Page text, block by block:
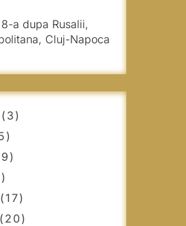
a dupa Rusalii,
Cluj-Napoca
(3)
(17)
(20)